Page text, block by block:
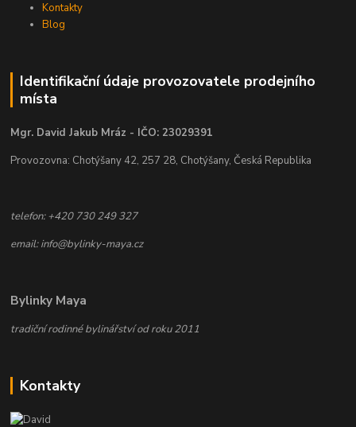
Kontakty
Blog
Identifikační údaje provozovatele prodejního
místa
Mgr. David Jakub Mráz - IČO: 23029391
Provozovna: Chotýšany 42, 257 28, Chotýšany, Česká Republika
telefon: +420 730 249 327
email: info@bylinky-maya.cz
Bylinky Maya
tradiční rodinné bylinářství od roku 2011
Kontakty